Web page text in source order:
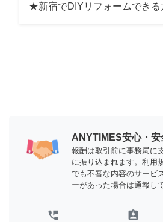
★新宿でDIYリフォームでき
ANYTIMES安心・
報酬は取引前に事務局に
に振り込まれます。利用
でも不審な内容のサービ
ーがあった場合は通報し
perm_phone_msg assignment_ind